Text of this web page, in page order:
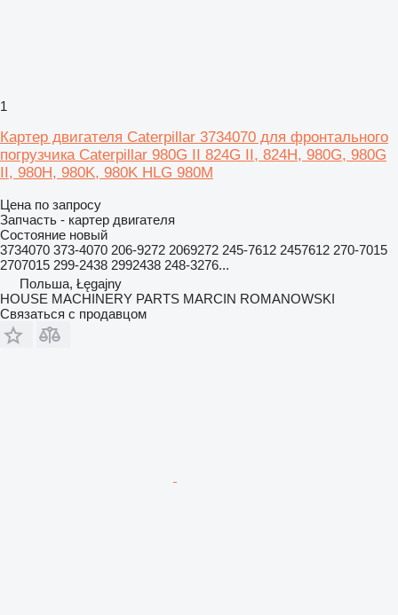
1
Картер двигателя Caterpillar 3734070 для фронтального
погрузчика Caterpillar 980G II 824G II, 824H, 980G, 980G
II, 980H, 980K, 980K HLG 980M
Цена по запросу
Запчасть - картер двигателя
Состояние новый
3734070 373-4070 206-9272 2069272 245-7612 2457612 270-7015
2707015 299-2438 2992438 248-3276...
Польша, Łęgajny
HOUSE MACHINERY PARTS MARCIN ROMANOWSKI
Связаться с продавцом